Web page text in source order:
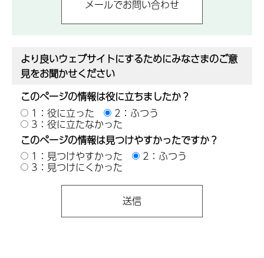
より良いウェブサイトにするためにみなさまのご意
見をお聞かせください
このページの情報は役に立ちましたか？
1：役に立った
2：ふつう
3：役に立たなかった
このページの情報は見つけやすかったですか？
1：見つけやすかった
2：ふつう
3：見つけにくかった